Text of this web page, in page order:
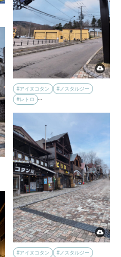
#アイヌコタン
#ノスタルジー
#レトロ
…
#アイヌコタン
#ノスタルジー